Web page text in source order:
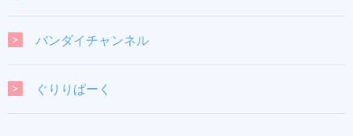
バンダイチャンネル
ぐりりぱーく